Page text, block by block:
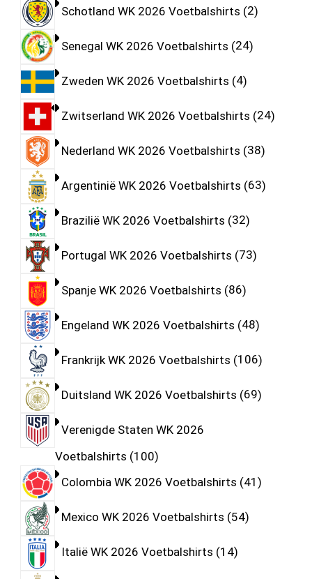
Schotland WK 2026 Voetbalshirts 2
Senegal WK 2026 Voetbalshirts 24
Zweden WK 2026 Voetbalshirts 4
Zwitserland WK 2026 Voetbalshirts 24
Nederland WK 2026 Voetbalshirts 38
Argentinië WK 2026 Voetbalshirts 63
Brazilië WK 2026 Voetbalshirts 32
Portugal WK 2026 Voetbalshirts 73
Spanje WK 2026 Voetbalshirts 86
Engeland WK 2026 Voetbalshirts 48
Frankrijk WK 2026 Voetbalshirts 106
Duitsland WK 2026 Voetbalshirts 69
Verenigde Staten WK 2026
Voetbalshirts 100
Colombia WK 2026 Voetbalshirts 41
Mexico WK 2026 Voetbalshirts 54
Italië WK 2026 Voetbalshirts 14